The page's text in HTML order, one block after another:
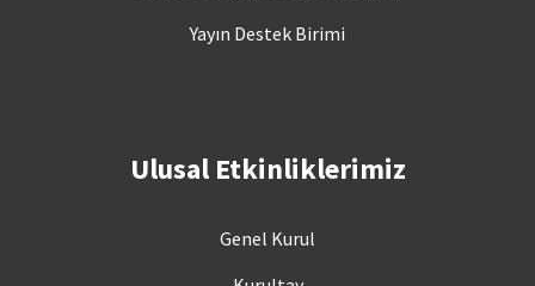
Yayın Destek Birimi
Ulusal Etkinliklerimiz
Genel Kurul